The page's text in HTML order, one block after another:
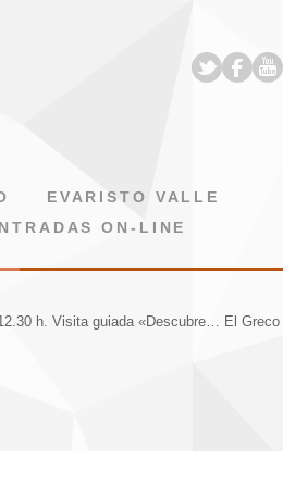
EVARISTO VALLE
ON-LINE
h. Visita guiada «Descubre… El Greco